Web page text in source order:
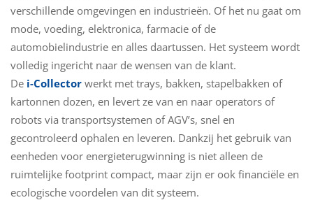
verschillende omgevingen en industrieën. Of het nu gaat om
mode, voeding, elektronica, farmacie of de
automobielindustrie en alles daartussen. Het systeem wordt
volledig ingericht naar de wensen van de klant.
De i-Collector werkt met trays, bakken, stapelbakken of
kartonnen dozen, en levert ze van en naar operators of
robots via transportsystemen of AGV’s, snel en
gecontroleerd ophalen en leveren. Dankzij het gebruik van
eenheden voor energieterugwinning is niet alleen de
ruimtelijke footprint compact, maar zijn er ook financiële en
ecologische voordelen van dit systeem.